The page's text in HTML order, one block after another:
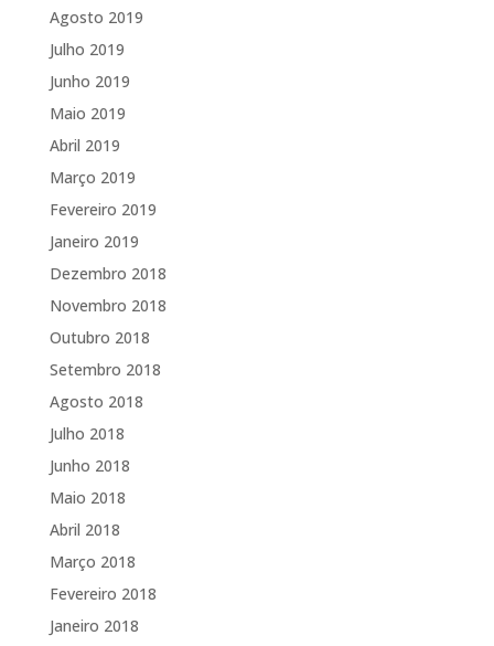
Agosto 2019
Julho 2019
Junho 2019
Maio 2019
Abril 2019
Março 2019
Fevereiro 2019
Janeiro 2019
Dezembro 2018
Novembro 2018
Outubro 2018
Setembro 2018
Agosto 2018
Julho 2018
Junho 2018
Maio 2018
Abril 2018
Março 2018
Fevereiro 2018
Janeiro 2018